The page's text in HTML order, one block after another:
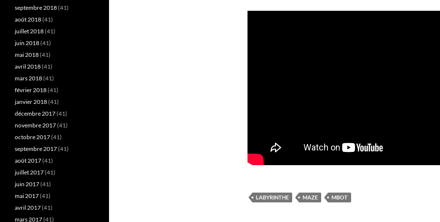
LABYRINTHE MAZE MBOT
septembre 2018(41)
août 2018(41)
juillet 2018(41)
juin 2018(41)
mai 2018(41)
avril 2018(41)
mars 2018(41)
février 2018(41)
janvier 2018(41)
décembre 2017(41)
novembre 2017(41)
octobre 2017(41)
septembre 2017(41)
août 2017(41)
juillet 2017(41)
juin 2017(41)
mai 2017(41)
avril 2017(41)
mars 2017(41)